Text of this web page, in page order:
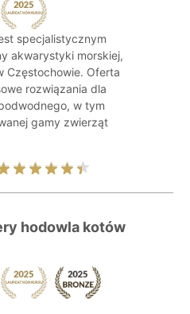
specjalistycznym
akwarystyki morskiej,
Częstochowie. Oferta
rozwiązania dla
w tym
gamy zwierząt
hodowla kotów